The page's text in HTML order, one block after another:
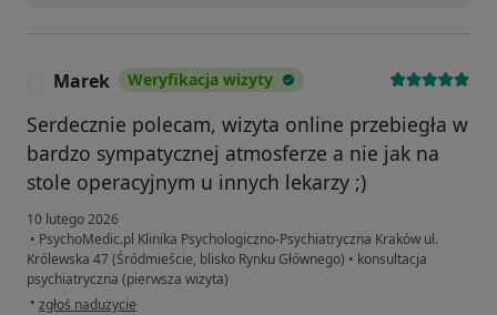
Marek Weryfikacja wizyty
Serdecznie polecam, wizyta online przebiegła w
bardzo sympatycznej atmosferze a nie jak na
stole operacyjnym u innych lekarzy ;)
10 lutego 2026
• PsychoMedic.pl Klinika Psychologiczno-Psychiatryczna Kraków ul.
Królewska 47 (Śródmieście, blisko Rynku Głównego) • konsultacja
psychiatryczna (pierwsza wizyta)
• w opinii użytkownika Marek
zgłoś nadużycie